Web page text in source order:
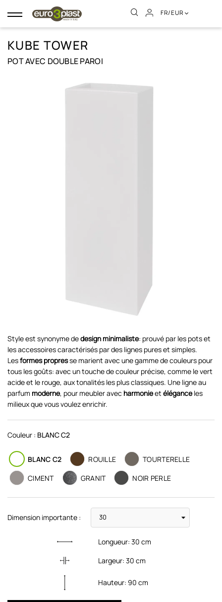
Basculer
la
FR/EUR
KUBE TOWER
POT AVEC DOUBLE PAROI
Style est synonyme dedesign minimaliste: prouvé par les pots et
les accessoires caractérisés par des lignes pures et simples.
Lesformes propresse marient avec une gamme de couleurs pour
tous les goûts: avec un touche de couleur précise, comme le vert
acide et le rouge, aux tonalités les plus classiques. Une ligne au
parfum moderne, pour meubler avec harmonieet éléganceles
milieux que vous voulez enrichir.
Couleur : BLANC C2
BLANC C2 ROUILLE
TOURTERELLE
CIMENT
GRANIT NOIR PERLE
Dimension importante :
Longueur:30 cm
Largeur:30 cm
Hauteur: 90 cm